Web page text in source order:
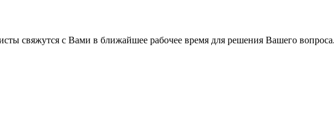
свяжутся с Вами в ближайшее рабочее время для решения Вашего вопроса.